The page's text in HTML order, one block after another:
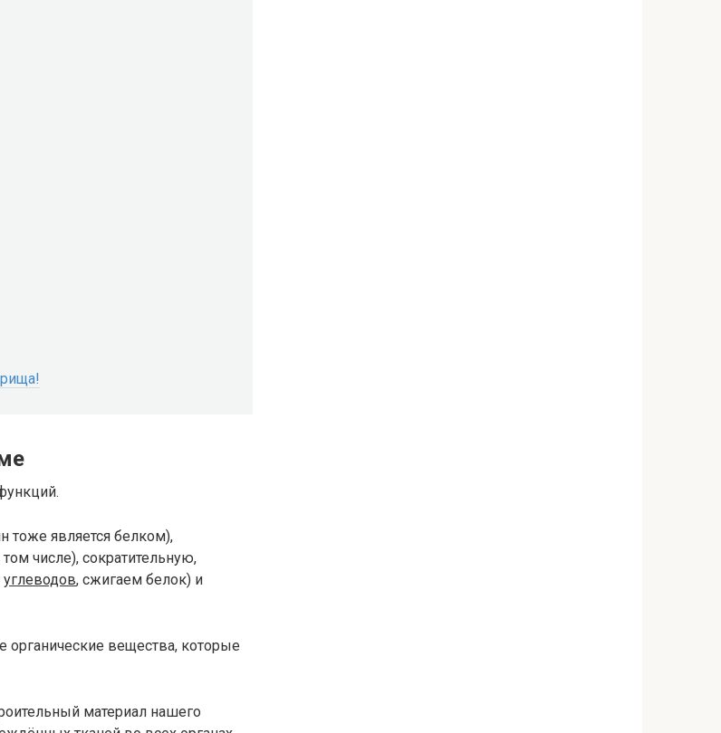
тоже является белком),
числе), сократительную,
углеводов, сжигаем белок) и
вещества, которые
материал нашего